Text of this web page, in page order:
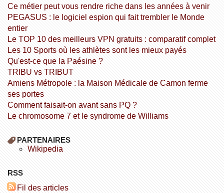
Ce métier peut vous rendre riche dans les années à venir
PEGASUS : le logiciel espion qui fait trembler le Monde
entier
Le TOP 10 des meilleurs VPN gratuits : comparatif complet
Les 10 Sports où les athlètes sont les mieux payés
Qu'est-ce que la Paésine ?
TRIBU vs TRIBUT
Amiens Métropole : la Maison Médicale de Camon ferme
ses portes
Comment faisait-on avant sans PQ ?
Le chromosome 7 et le syndrome de Williams
PARTENAIRES
wikipedia
RSS
Fil des articles